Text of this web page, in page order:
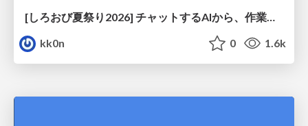
kk0n
0 1.6k